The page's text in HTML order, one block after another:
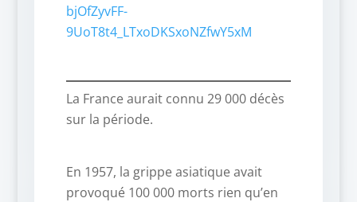
bjOfZyvFF-
9UoT8t4_LTxoDKSxoNZfwY5xM
La France aurait connu 29 000 décès
sur la période.
En 1957, la grippe asiatique avait
provoqué 100 000 morts rien qu’en